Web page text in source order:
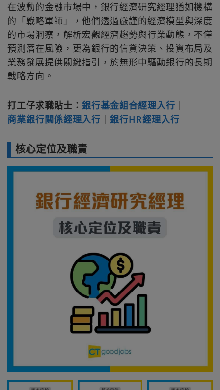
在波動的金融市場中，銀行經濟研究經理猶如機構
的「戰略軍師」，他們透過嚴謹的經濟模型與深度
的市場洞察，解析宏觀經濟趨勢與行業動態，不僅
預測潛在風險，更為銀行的信貸決策、投資布局及
業務發展提供關鍵指引，於無形中驅動銀行的長期
戰略方向。
打工仔求職貼士： 銀行基金組合經理入行
商業銀行關係經理入行
銀行HR經理入行
核心定位及職責